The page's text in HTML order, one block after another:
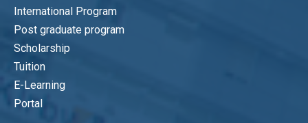
International Program
Post graduate program
Scholarship
Tuition
E-Learning
Portal